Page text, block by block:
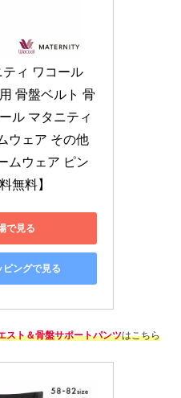
ィ ワコール
骨盤ベルト 骨
ル マタニティ
ウェア その他
ムウェア ピン
無料】
で見る
ングで見る
スト＆骨盤サポートパンツはこちら